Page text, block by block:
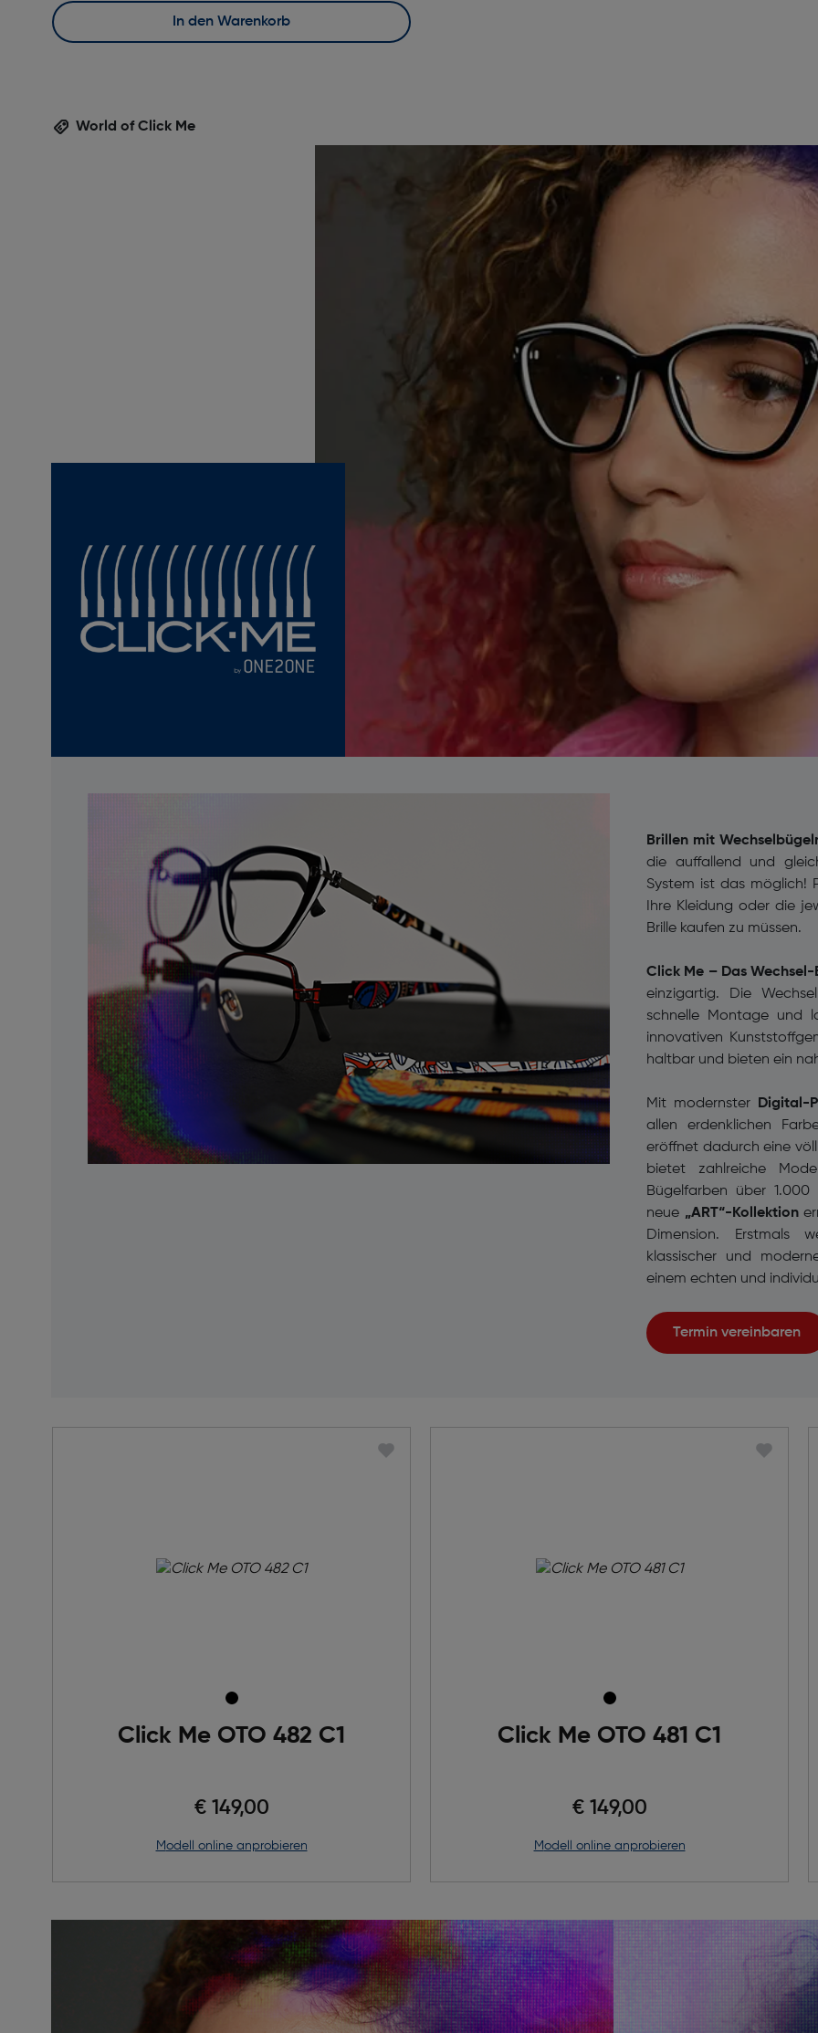
In den Warenkorb
World of Click Me
Brillen mit
die auffallend und
System ist das möglich!
Ihre Kleidung oder die
Brille kaufen zu müssen.
Click Me – Das
einzigartig. Die
schnelle Montage und
innovativen
haltbar und bieten ein
Mit modernster Digital-
allen erdenklichen
eröffnet dadurch eine
bietet zahlreiche
Bügelfarben über
neue „ART“-Kollektion
Dimension. Erstmals
klassischer und
einem echten und
Termin vereinbaren
Click Me OTO 482 C1
€ 149,00
Modell online anprobieren
Click Me OTO 481 C1
€ 149,00
Modell online anprobieren